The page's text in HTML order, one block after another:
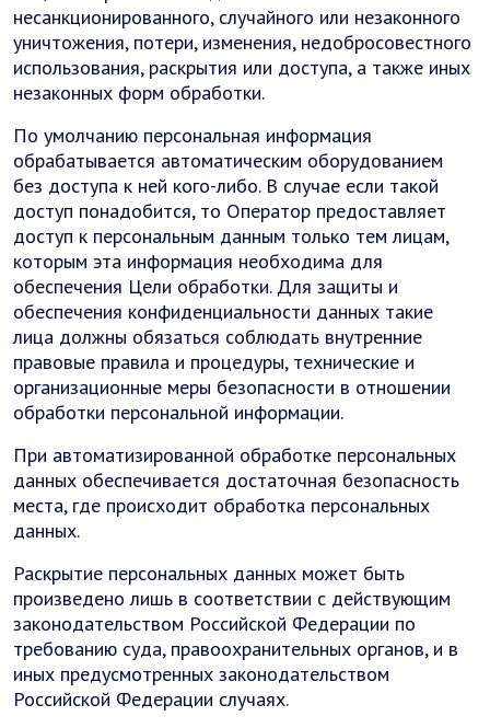
несанкционированного, случайного или незаконного
уничтожения, потери, изменения, недобросовестного
использования, раскрытия или доступа, а также иных
незаконных форм обработки.
По умолчанию персональная информация
обрабатывается автоматическим оборудованием
без доступа к ней кого-либо. В случае если такой
доступ понадобится, то Оператор предоставляет
доступ к персональным данным только тем лицам,
которым эта информация необходима для
обеспечения Цели обработки. Для защиты и
обеспечения конфиденциальности данных такие
лица должны обязаться соблюдать внутренние
правовые правила и процедуры, технические и
организационные меры безопасности в отношении
обработки персональной информации.
При автоматизированной обработке персональных
данных обеспечивается достаточная безопасность
места, где происходит обработка персональных
данных.
Раскрытие персональных данных может быть
произведено лишь в соответствии с действующим
законодательством Российской Федерации по
требованию суда, правоохранительных органов, и в
иных предусмотренных законодательством
Российской Федерации случаях.